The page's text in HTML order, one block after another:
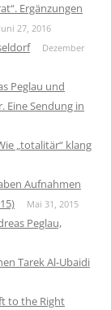
Ergänzungen
Juni 27, 2016
Dezember
Peglau und
Eine Sendung in
„totalitär“ klang
Aufnahmen
Mai 31, 2015
Peglau,
Tarek Al-Ubaidi
to the Right